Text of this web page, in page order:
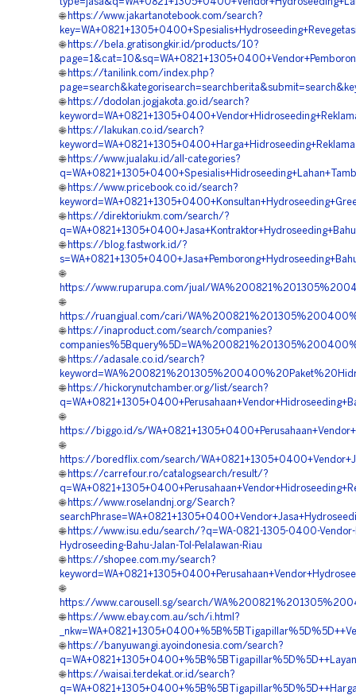
🌐 https://www.jakartanotebook.com/search?
🌐 https://bela.gratisongkir.id/products/10?
🌐 https://tanilink.com/index.php?
🌐 https://dodolan.jogjakota.go.id/search?
🌐 https://lakukan.co.id/search?
🌐 https://www.jualaku.id/all-categories?
🌐 https://www.pricebook.co.id/search?
🌐 https://direktoriukm.com/search/?
🌐 https://blog.fastwork.id/?
🌐
https://www.ruparupa.com/jual/
🌐
https://ruangjual.com/cari/
🌐 https://inaproduct.com/search/companies?
🌐 https://adasale.co.id/search?
🌐 https://hickorynutchamber.org/list/search?
🌐
https://biggo.id/s/
🌐
https://boredflix.com/search/
🌐 https://carrefour.ro/catalogsearch/result/?
🌐 https://www.roselandnj.org/Search?
🌐 https://www.isu.edu/search/?q=WA-0821-1305-0400-
Hydroseeding-Bahu-Jalan-Tol-Pelalawan-Riau
🌐 https://shopee.com.my/search?
🌐
https://www.carousell.sg/search/
🌐 https://www.ebay.com.au/sch/i.html?
🌐 https://banyuwangi.ayoindonesia.com/search?
🌐 https://waisai.terdekat.or.id/search?